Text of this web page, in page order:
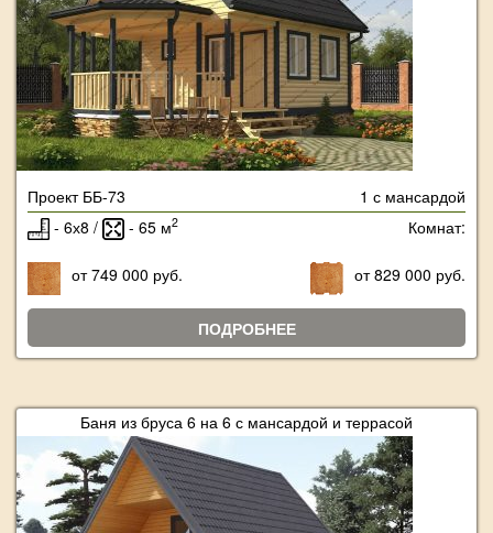
Проект ББ-73
1 с мансардой
- 6х8 /
- 65 м2 Комнат:
от 749 000 руб. от 829 000 руб.
ПОДРОБНЕЕ
Баня из бруса 6 на 6 с мансардой и террасой